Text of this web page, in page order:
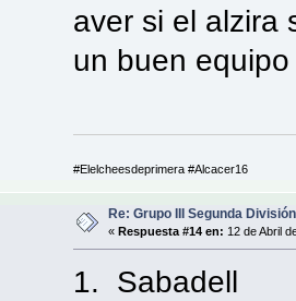
aver si el alzira
un buen
#Elelcheesdeprimera #Alcacer16
Re: Grupo III Segunda
«Respuesta #14 en: 12 de Abril
1.